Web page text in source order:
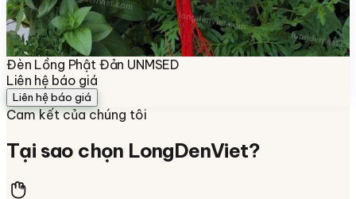
Đèn Lồng Phật Đản UNMSED
Liên hệ báo giá
Liên hệ báo giá
Cam kết của chúng tôi
Tại sao chọn LongDenViet?